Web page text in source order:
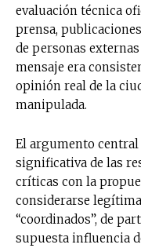
evaluación técnica
prensa,
de personas
mensaje era
opinión real de la
manipulada.
El argumento
significativa de las
críticas con la
considerarse
“coordinados”, de
supuesta influencia